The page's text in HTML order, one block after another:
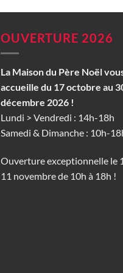
OUVERTURE 2026
La Maison du Père Noël
accueille du 17 octobre au
décembre 2026 !
Lundi > Vendredi : 14h-18h
Samedi & Dimanche : 10h-
Ouverture exceptionnelle le
11 novembre de 10h à 18h !